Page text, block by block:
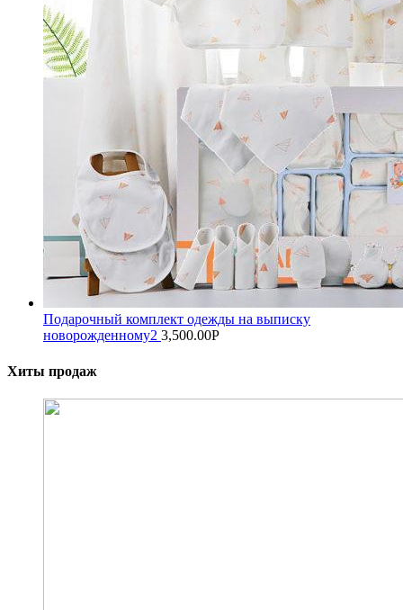
Подарочный комплект одежды на выписку
новорожденному2 3,500.00Р
Хиты продаж